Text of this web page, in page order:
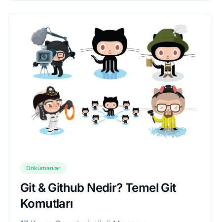
Dökümanlar
Git & Github Nedir? Temel Git
Komutları